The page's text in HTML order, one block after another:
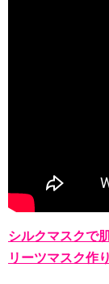
シルクマスクで
リーツマスク作